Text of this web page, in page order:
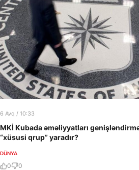
6 Avq / 10:33
MKİ Kubada əməliyyatları
“xüsusi qrup” yaradır?
DÜNYA
0 0